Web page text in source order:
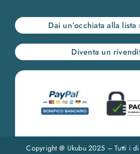
Dai un’occhiata alla
Diventa un
Copyright @ Ukubu 2025 – Tutti i